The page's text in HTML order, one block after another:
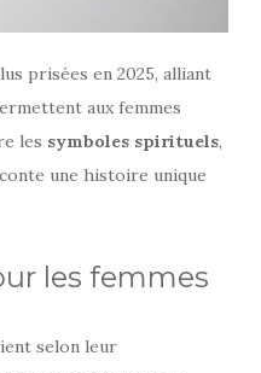
prisées en 2025, alliant
aux femmes
les symboles spirituels,
une histoire unique
les femmes
selon leur